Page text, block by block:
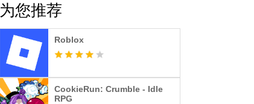
为您推荐
Roblox
CookieRun: Crumble - Idle
RPG